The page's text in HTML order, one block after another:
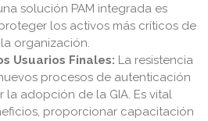
solución PAM integrada es
los activos más críticos de
la organización.
Usuarios Finales: La resistencia
procesos de autenticación
la adopción de la GIA. Es vital
proporcionar capacitación